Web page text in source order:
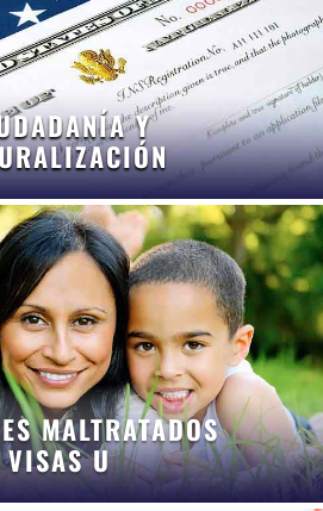
Y
MALTRATADOS
VISAS U